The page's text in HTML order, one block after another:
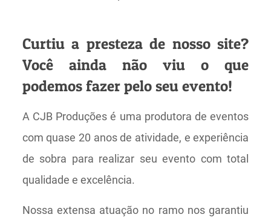
Curtiu a presteza de nosso site?
Você ainda não viu o que
podemos fazer pelo seu evento!
A CJB Produções é uma produtora de eventos
com quase 20 anos de atividade, e experiência
de sobra para realizar seu evento com total
qualidade e excelência.
Nossa extensa atuação no ramo nos garantiu